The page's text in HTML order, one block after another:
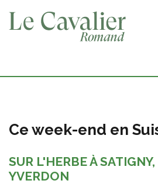
Ce week-end en
SUR L'HERBE À
YVERDON